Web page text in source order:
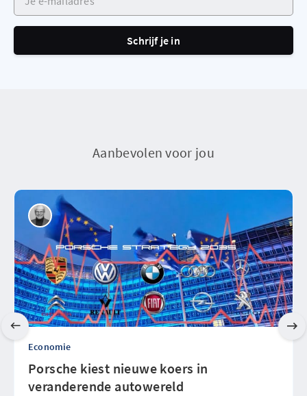
Schrijf je in
Aanbevolen voor jou
Economie
Porsche kiest nieuwe koers in
veranderende autowereld